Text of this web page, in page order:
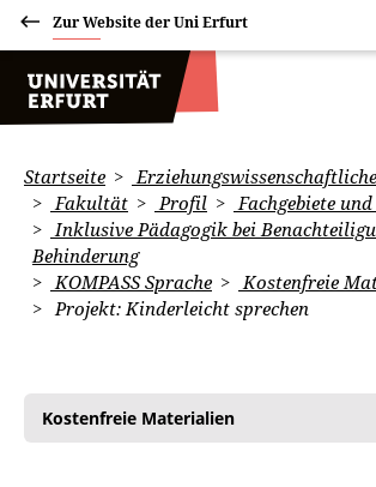
Zur Website der Uni Erfurt
Startseite
Fakultät
Profil
Fachgebiete
Inklusive Pädagogik bei
Behinderung
KOMPASS Sprache
Kostenfreie
Projekt: Kinderleicht sprechen
Kostenfreie Materialien